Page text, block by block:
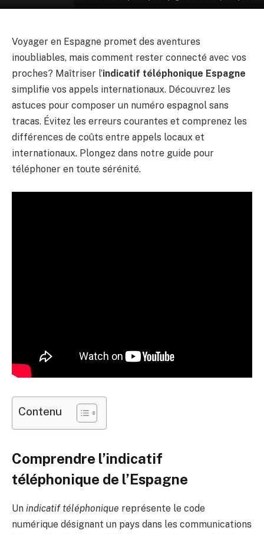
Voyager en Espagne promet des aventures
inoubliables, mais comment rester connecté avec vos
proches? Maîtriser l’indicatif téléphonique Espagne
simplifie vos appels internationaux. Découvrez les
astuces pour composer un numéro espagnol sans
tracas. Évitez les erreurs courantes et comprenez les
différences de coûts entre appels locaux et
internationaux. Plongez dans notre guide pour
téléphoner en toute sérénité.
Contenu
Comprendre l’indicatif
téléphonique de l’Espagne
Un indicatif téléphonique représente le code
numérique désignant un pays dans les communications